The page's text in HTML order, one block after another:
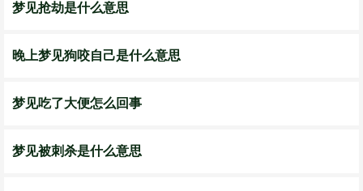
梦见抢劫是什么意思
晚上梦见狗咬自己是什么意思
梦见吃了大便怎么回事
梦见被刺杀是什么意思